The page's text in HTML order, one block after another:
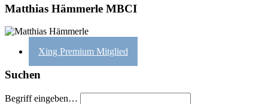
Matthias Hämmerle MBCI
Xing Premium Mitglied
Suchen
Begriff eingeben…